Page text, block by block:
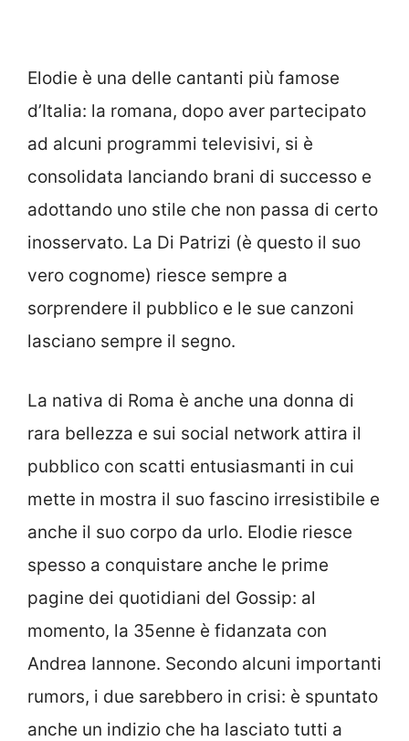
Elodie è una delle cantanti più famose
d’Italia: la romana, dopo aver partecipato
ad alcuni programmi televisivi, si è
consolidata lanciando brani di successo e
adottando uno stile che non passa di certo
inosservato. La Di Patrizi (è questo il suo
vero cognome) riesce sempre a
sorprendere il pubblico e le sue canzoni
lasciano sempre il segno.
La nativa di Roma è anche una donna di
rara bellezza e sui social network attira il
pubblico con scatti entusiasmanti in cui
mette in mostra il suo fascino irresistibile e
anche il suo corpo da urlo. Elodie riesce
spesso a conquistare anche le prime
pagine dei quotidiani del Gossip: al
momento, la 35enne è fidanzata con
Andrea Iannone. Secondo alcuni importanti
rumors, i due sarebbero in crisi: è spuntato
anche un indizio che ha lasciato tutti a